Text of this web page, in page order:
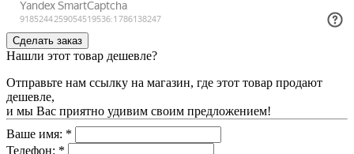
Нашли этот товар дешевле?
Отправьте нам ссылку на магазин, где этот товар продают
дешевле,
и мы Вас приятно удивим своим предложением!
Ваше имя: *
Телефон: *